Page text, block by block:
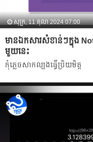
សុក្រ, 11 តុលា 2024 07:00
មានឯកសារសំខាន់ៗក្នុង
មួយនេះ
កុំភ្លេចសាកល្បងធ្វើប្រិយមិត្ត